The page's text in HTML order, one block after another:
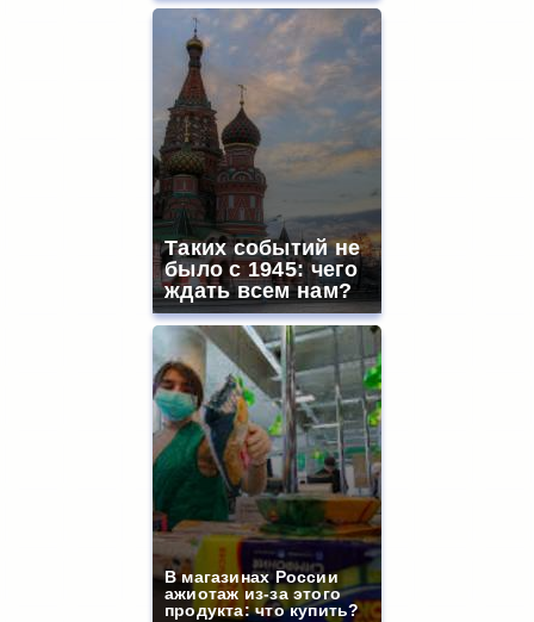
Таких событий не
было с 1945: чего
ждать всем нам?
В магазинах России
ажиотаж из-за этого
продукта: что купить?